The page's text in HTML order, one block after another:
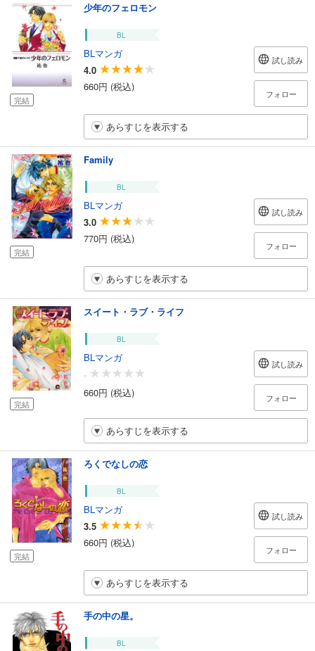
完結
少年のフェロモン
BL
BLマンガ
4.0
660円 (税込)
試し読み
フォロー
あらすじを表示する
完結
Family
BL
BLマンガ
3.0
770円 (税込)
試し読み
フォロー
あらすじを表示する
完結
スイート・ラブ・ライフ
BL
BLマンガ
-
660円 (税込)
試し読み
フォロー
あらすじを表示する
完結
ろくでなしの恋
BL
BLマンガ
3.5
660円 (税込)
試し読み
フォロー
あらすじを表示する
手の中の星。
BL